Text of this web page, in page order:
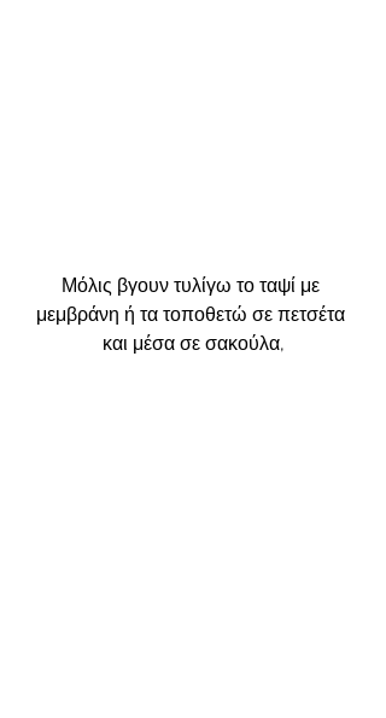
Μόλις βγουν τυλίγω το ταψί με
μεμβράνη ή τα τοποθετώ σε πετσέτα
και μέσα σε σακούλα,